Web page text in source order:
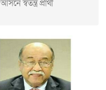
স্বতন্ত্র প্রার্থী